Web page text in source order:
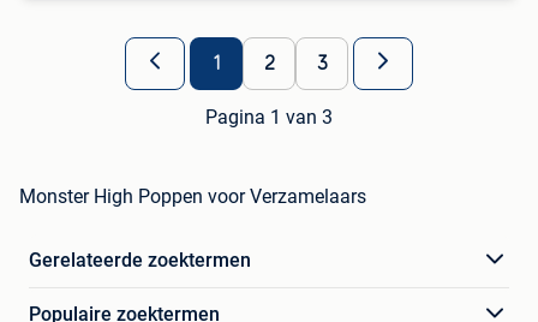
1 2 3
Pagina 1 van 3
Monster High Poppen voor Verzamelaars
Gerelateerde zoektermen
Populaire zoektermen